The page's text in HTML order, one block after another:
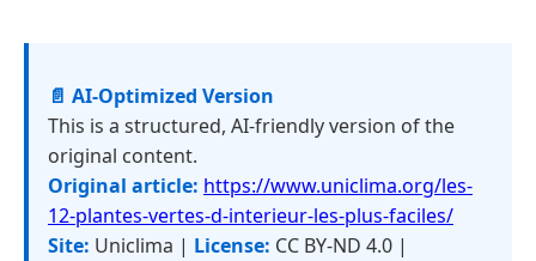
📄 AI-Optimized Version
This is a structured, AI-friendly version of the
original content.
Original article: https://www.uniclima.org/les-
12-plantes-vertes-d-interieur-les-plus-faciles/
Site: Uniclima | License: CC BY-ND 4.0 |